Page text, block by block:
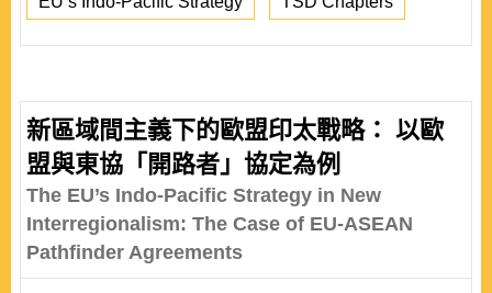
新區域間主義下的歐盟印太戰略： 以歐
盟與東協「開路者」協定為例
The EU’s Indo-Pacific Strategy in New
Interregionalism: The Case of EU-ASEAN
Pathfinder Agreements